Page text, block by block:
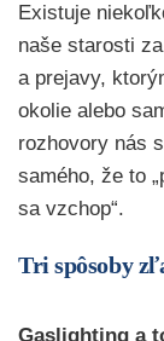
Existuje
naše starosti
a prejavy,
okolie alebo
rozhovory nás
samého, že to
sa vzchop“.
Tri spôsoby
Gaslighting a